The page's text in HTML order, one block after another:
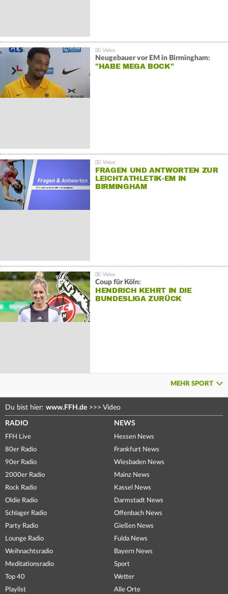
Neugebauer vor EM in Birmingham:
"HABE MEGA BOCK"
FRAGEN UND ANTWORTEN ZUR
LEICHTATHLETIK-EM IN
BIRMINGHAM
Coup für Köln:
HENDRICH KEHRT IN DIE
BUNDESLIGA ZURÜCK
MEHR SPORT
Du bist hier: www.FFH.de >>> Video
RADIO
FFH Live
80er Radio
90er Radio
2000er Radio
Rock Radio
Oldie Radio
Schlager Radio
Party Radio
Lounge Radio
Weihnachtsradio
Meditationsradio
Top 40
Playlist
NEWS
Hessen News
Frankfurt News
Wiesbaden News
Mainz News
Kassel News
Darmstadt News
Offenbach News
Gießen News
Fulda News
Bayern News
Sport
Wetter
Alle Orte